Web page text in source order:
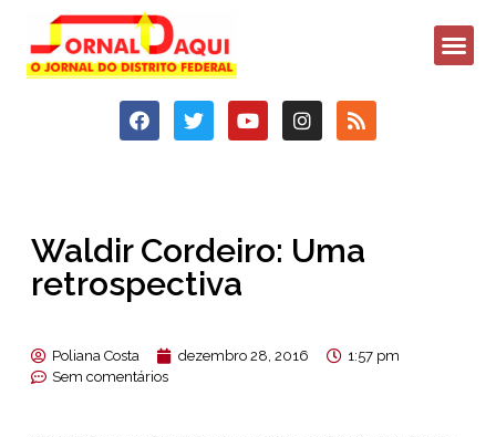
Waldir Cordeiro: Uma
retrospectiva
Poliana Costa dezembro 28, 2016
1:57 pm
Sem comentários